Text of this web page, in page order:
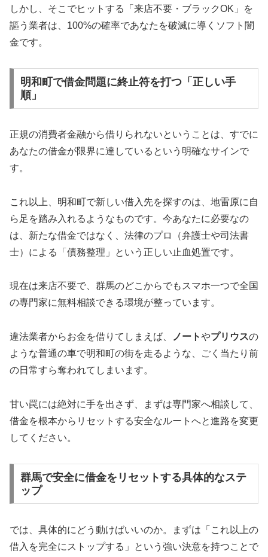
しかし、そこでヒットする「来店不要・ブラックOK」を
謳う業者は、100%の確率であなたを破滅に導くソフト闇
金です。
明和町で借金問題に終止符を打つ「正しい手
順」
正規の消費者金融から借りられないということは、すでに
あなたの借金が限界に達しているという明確なサインで
す。
これ以上、明和町で新しい借入先を探すのは、地雷原に自
ら足を踏み入れるようなものです。今あなたに必要なの
は、新たな借金ではなく、法律のプロ（弁護士や司法書
士）による「債務整理」という正しい止血処置です。
現在は来店不要で、群馬のどこからでもスマホ一つで全国
の専門家に無料相談できる環境が整っています。
違法業者からお金を借りてしまえば、 ノートやプリウスの
ような普通の車で明和町の街を走るような、ごく当たり前
の日常すら奪われてしまいます。
甘い罠には絶対に手を出さず、まずは専門家へ相談して、
借金を根本からリセットする安全なルートへと進路を変更
してください。
群馬で安全に借金をリセットする具体的なステ
ップ
では、具体的にどう動けばいいのか。まずは「これ以上の
借入を完全にストップする」という強い決意を持つことで